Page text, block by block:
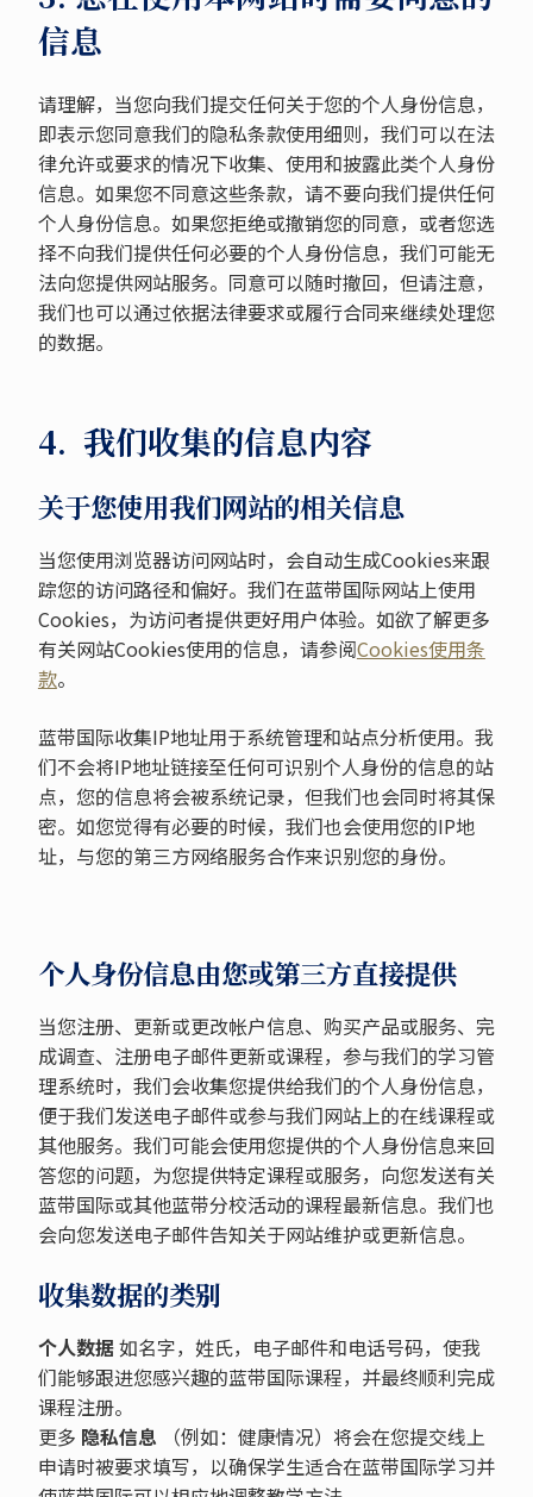
信息
请理解，当您向我们提交任何关于您的个人身份信息，
即表示您同意我们的隐私条款使用细则，我们可以在法
律允许或要求的情况下收集、使用和披露此类个人身份
信息。如果您不同意这些条款，请不要向我们提供任何
个人身份信息。如果您拒绝或撤销您的同意，或者您选
择不向我们提供任何必要的个人身份信息，我们可能无
法向您提供网站服务。同意可以随时撤回，但请注意，
我们也可以通过依据法律要求或履行合同来继续处理您
的数据。
4. 我们收集的信息内容
关于您使用我们网站的相关信息
当您使用浏览器访问网站时，会自动生成Cookies来跟
踪您的访问路径和偏好。我们在蓝带国际网站上使用
Cookies，为访问者提供更好用户体验。如欲了解更多
有关网站Cookies使用的信息，请参阅Cookies使用条
款。
蓝带国际收集IP地址用于系统管理和站点分析使用。我
们不会将IP地址链接至任何可识别个人身份的信息的站
点，您的信息将会被系统记录，但我们也会同时将其保
密。如您觉得有必要的时候，我们也会使用您的IP地
址，与您的第三方网络服务合作来识别您的身份。
个人身份信息由您或第三方直接提供
当您注册、更新或更改帐户信息、购买产品或服务、完
成调查、注册电子邮件更新或课程，参与我们的学习管
理系统时，我们会收集您提供给我们的个人身份信息，
便于我们发送电子邮件或参与我们网站上的在线课程或
其他服务。我们可能会使用您提供的个人身份信息来回
答您的问题，为您提供特定课程或服务，向您发送有关
蓝带国际或其他蓝带分校活动的课程最新信息。我们也
会向您发送电子邮件告知关于网站维护或更新信息。
收集数据的类别
个人数据如名字，姓氏，电子邮件和电话号码，使我
们能够跟进您感兴趣的蓝带国际课程，并最终顺利完成
课程注册。
更多 隐私信息 （例如：健康情况）将会在您提交线上
申请时被要求填写，以确保学生适合在蓝带国际学习并